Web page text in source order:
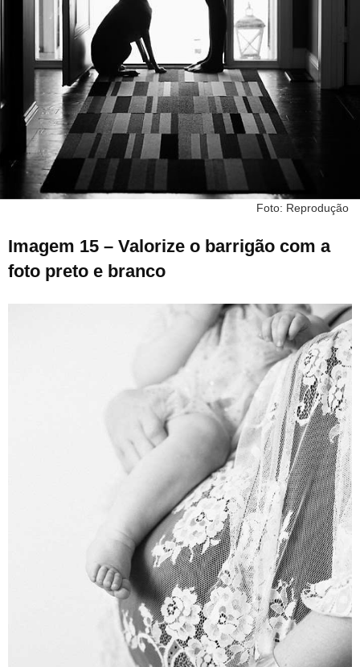
Foto: Reprodução
Imagem 15 – Valorize o barrigão com a
foto preto e branco